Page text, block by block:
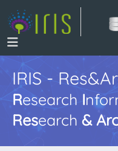
IRIS -
Research I
Research &